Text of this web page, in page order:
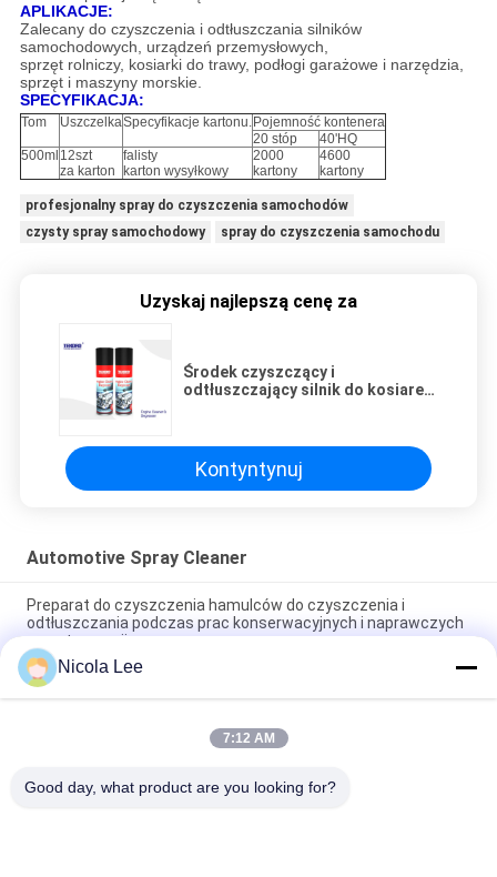
APLIKACJE:
Zalecany do czyszczenia i odtłuszczania silników
samochodowych, urządzeń przemysłowych,
sprzęt rolniczy, kosiarki do trawy, podłogi garażowe i narzędzia,
sprzęt i maszyny morskie.
SPECYFIKACJA:
Tom UszczelkaSpecyfikacje kartonu. Pojemność kontenera
20 stóp
40'HQ
500ml 12szt
za karton
falisty
karton wysyłkowy
2000
kartony
4600
kartony
profesjonalny spray do czyszczenia samochodów
czysty spray samochodowy
spray do czyszczenia samochodu
Uzyskaj najlepszą cenę za
Środek czyszczący i
odtłuszczający silnik do kosiarek
Kontyntynuj
Automotive Spray Cleaner
Preparat do czyszczenia hamulców do czyszczenia i
odtłuszczania podczas prac konserwacyjnych i naprawczych
w motoryzacji
Skuteczny samochodowy gaźnik i dławik do wszystkich
komponentów układu paliwowego
Heavy Duty Aerosol Degreaser, Automotive Spray Cleaner do
Nicola Lee
7:12 AM
Good day, what product are you looking for?